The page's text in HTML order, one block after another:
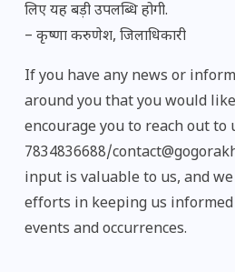
लिए यह बड़ी उपलब्धि होगी.
– कृष्णा करुणेश, जिलाधिकारी
If you have any news or
around you that you would
encourage you to reach out to
7834836688/
input is valuable to us, and
efforts in keeping us
events and occurrences.